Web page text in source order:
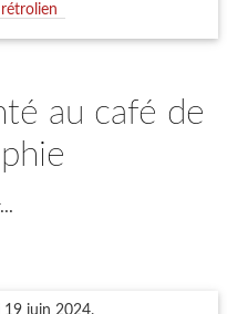
19 juin 2024.